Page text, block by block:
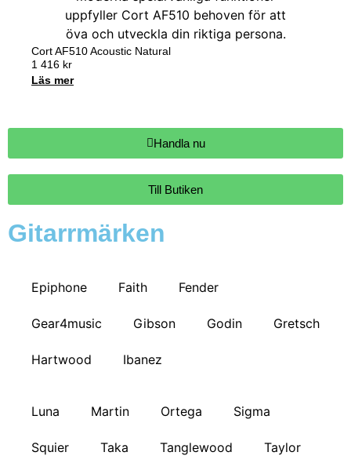
Cort AF510 Acoustic Natural
1 416 kr
Läs mer
Handla nu
Till Butiken
Gitarrmärken
Epiphone Faith Fender
Gear4music Gibson Godin Gretsch
Hartwood Ibanez
Luna Martin Ortega Sigma
Squier Taka Tanglewood Taylor